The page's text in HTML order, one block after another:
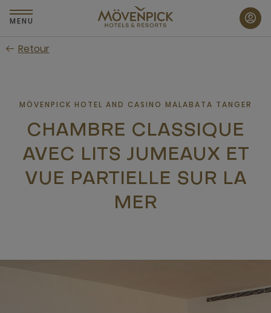
Passer
au
principal
MENU
Retour
MÖVENPICK HOTEL AND CASINO MALABATA TANGER
CHAMBRE CLASSIQUE
AVEC LITS JUMEAUX ET
VUE PARTIELLE SUR LA
MER